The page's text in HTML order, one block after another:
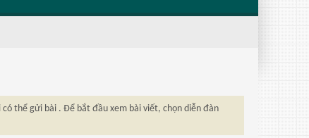
thể gửi bài . Để bắt đầu xem bài viết, chọn diễn đàn